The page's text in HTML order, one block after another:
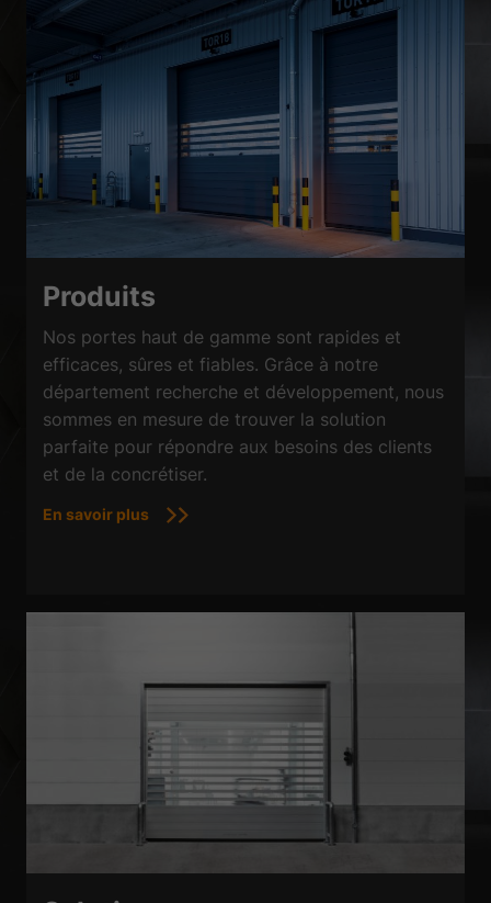
Produits
Nos portes haut de gamme sont rapides et
efficaces, sûres et fiables. Grâce à notre
département recherche et développement, nous
sommes en mesure de trouver la solution
parfaite pour répondre aux besoins des clients
et de la concrétiser.
En savoir plus